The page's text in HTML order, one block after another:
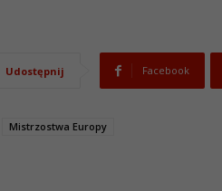
Udostępnij Facebook
Mistrzostwa Europy